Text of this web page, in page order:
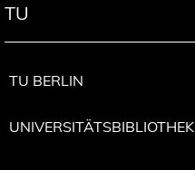
TU
TU BERLIN
UNIVERSITÄTSBIBLIOTHEK